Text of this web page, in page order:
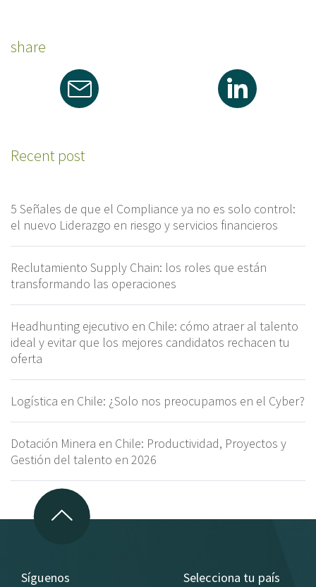
share
Recent post
5 Señales de que el Compliance ya no es solo control:
el nuevo Liderazgo en riesgo y servicios financieros
Reclutamiento Supply Chain: los roles que están
transformando las operaciones
Headhunting ejecutivo en Chile: cómo atraer al talento
ideal y evitar que los mejores candidatos rechacen tu
oferta
Logística en Chile: ¿Solo nos preocupamos en el Cyber?
Dotación Minera en Chile: Productividad, Proyectos y
Gestión del talento en 2026
Síguenos Selecciona tu país